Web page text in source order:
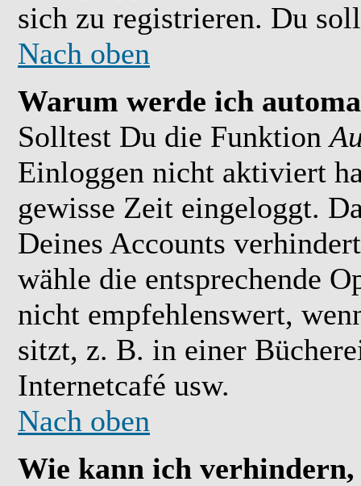
sich zu registrieren. Du
Nach oben
Warum werde ich
Solltest Du die Funktion
Einloggen nicht aktiviert
gewisse Zeit eingeloggt.
Deines Accounts
wähle die entsprechende
nicht empfehlenswert,
sitzt, z. B. in einer
Internetcafé usw.
Nach oben
Wie kann ich